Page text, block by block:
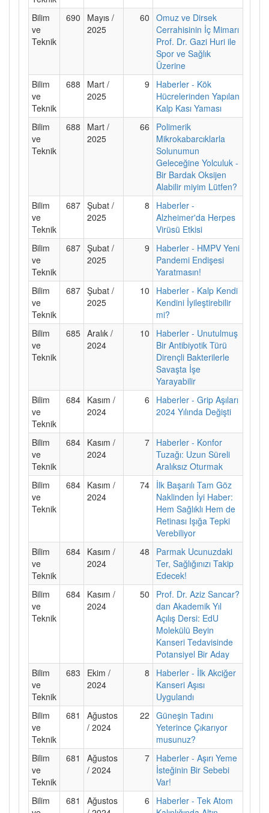
Bilim
ve
Teknik
690
Mayıs /
2025
60 Omuz ve Dirsek
Cerrahisinin İç Mimarı
Prof. Dr. Gazi Huri ile
Spor ve Sağlık
Üzerine
Bilim
ve
Teknik
688
Mart /
2025
9
Haberler - Kök
Hücrelerinden Yapılan
Kalp Kası Yaması
Bilim
ve
Teknik
688
Mart /
2025
66
Polimerik
Mikrokabarcıklarla
Solunumun
Geleceğine Yolculuk -
Bir Bardak Oksijen
Alabilir miyim Lütfen?
Bilim
ve
Teknik
687 Şubat /
2025
8
Haberler -
Alzheimer'da Herpes
Virüsü Etkisi
Bilim
ve
Teknik
687 Şubat /
2025
9
Haberler - HMPV Yeni
Pandemi Endişesi
Yaratmasın!
Bilim
ve
Teknik
687 Şubat /
2025
10
Haberler - Kalp Kendi
Kendini İyileştirebilir
mi?
Bilim
ve
Teknik
685 Aralık /
2024
10
Haberler - Unutulmuş
Bir Antibiyotik Türü
Dirençli Bakterilerle
Savaşta İşe
Yarayabilir
Bilim
ve
Teknik
684 Kasım /
2024
6
Haberler - Grip Aşıları
2024 Yılında Değişti
Bilim
ve
Teknik
684 Kasım /
2024
7 Haberler - Konfor
Tuzağı: Uzun Süreli
Aralıksız Oturmak
Bilim
ve
Teknik
684 Kasım /
2024
74 İlk Başarılı Tam Göz
Naklinden İyi Haber:
Hem Sağlıklı Hem de
Retinası Işığa Tepki
Verebiliyor
Bilim
ve
Teknik
684 Kasım /
2024
48
Parmak Ucunuzdaki
Ter, Sağlığınızı Takip
Edecek!
Bilim
ve
Teknik
684 Kasım /
2024
50
Prof. Dr. Aziz Sancar?
dan Akademik Yıl
Açılış Dersi: EdU
Molekülü Beyin
Kanseri Tedavisinde
Potansiyel Bir Aday
Bilim
ve
Teknik
683
Ekim /
2024
8
Haberler - İlk Akciğer
Kanseri Aşısı
Uygulandı
Bilim
ve
Teknik
681
Ağustos
/ 2024
22 Güneşin Tadını
Yeterince Çıkarıyor
musunuz?
Bilim
ve
Teknik
681
Ağustos
/ 2024
7 Haberler - Aşırı Yeme
İsteğinin Bir Sebebi
Var!
Bilim
681
Ağustos
6
Haberler - Tek Atom